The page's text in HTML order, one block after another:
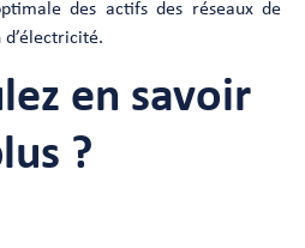
des actifs des réseaux de
en savoir
?